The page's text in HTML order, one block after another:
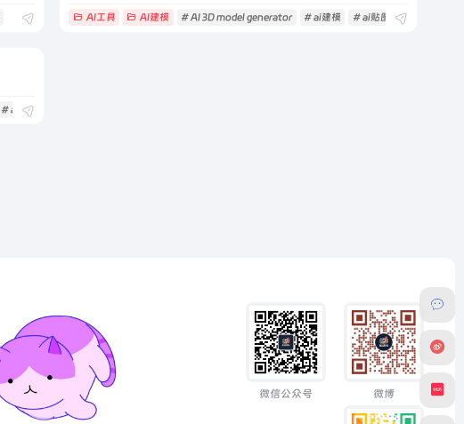
AI工具 AI建模 # AI 3D model generator # ai建模 # ai贴图
# ai建模
微信公众号 微博